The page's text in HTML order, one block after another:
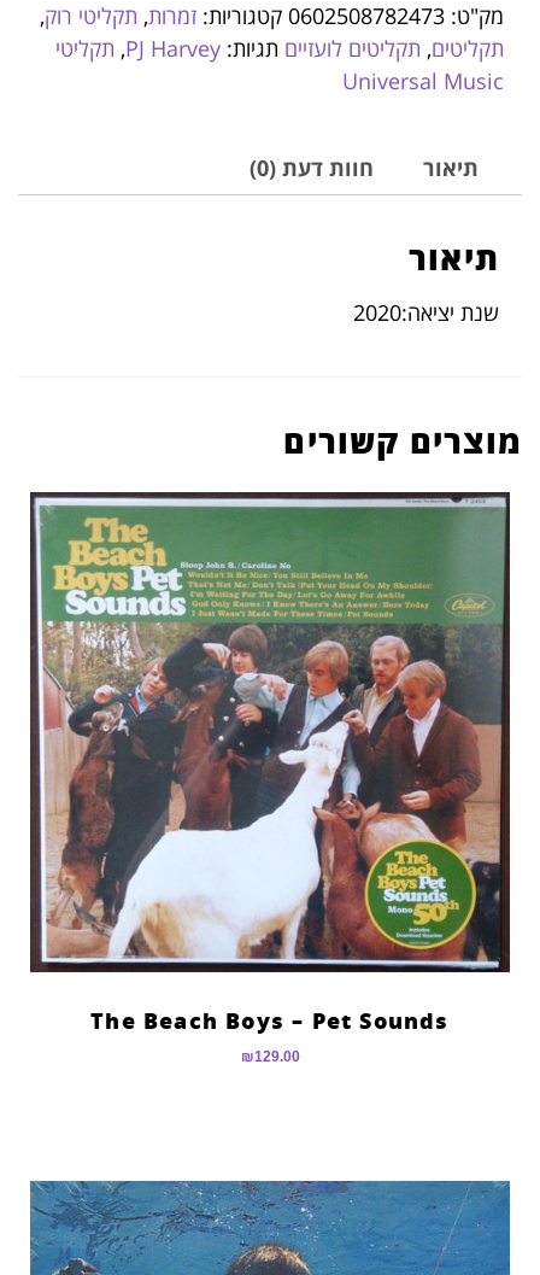
מק"ט: 0602508782473 קטגוריות: זמרות, תקליטי רוק,
תקליטים, תקליטים לועזיים תגיות: PJ Harvey
, תקליטי
Universal Music
תיאור חוות דעת (0)
תיאור
שנת יציאה:2020
מוצרים קשורים
The Beach Boys – Pet Sounds
₪129.00